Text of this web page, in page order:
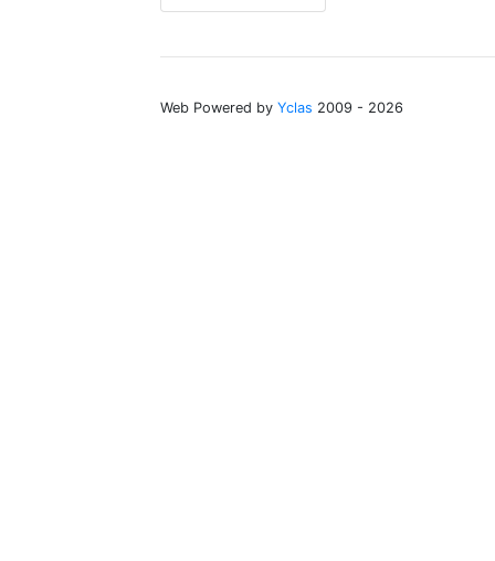
Web Powered by Yclas 2009 - 2026